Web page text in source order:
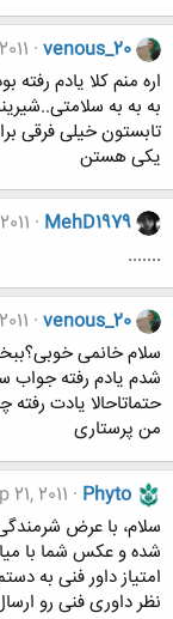
venous_20
اره منم کلا یادم رفته
به به به
تابستون خیلی فرقی
یکی هستن
MehD1979
.......
venous_20
سلام خانمی
شدم یادم رفته جواب
حتماتاحالا یادت
من پرستاری
Phyto
21, 2011
سلام، با عرض
امتیاز داور فنی به
نظر داوری فنی رو